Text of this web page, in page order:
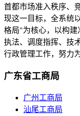
首都市场准入秩序、
现这一目标，全系统
格局"为核心，以构
执法、调度指挥、技
行政管理工作，努力
广东省工商局
广州工商局
汕尾工商局